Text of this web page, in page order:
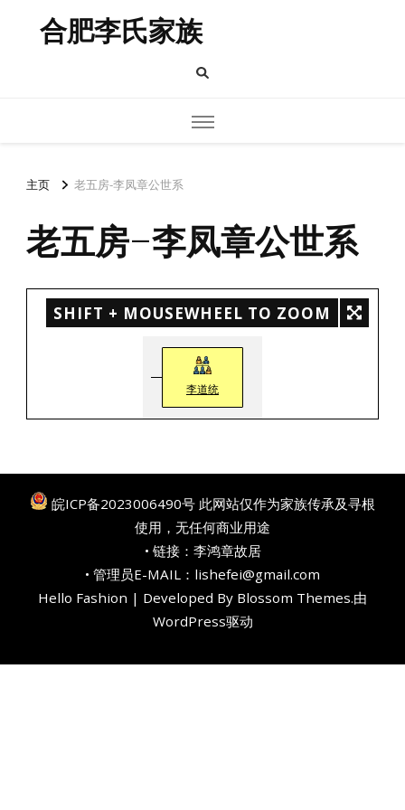
合肥李氏家族
主页 老五房-李凤章公世系
老五房-李凤章公世系
SHIFT + MOUSEWHEEL TO ZOOM
李道统
皖ICP备2023006490号 此网站仅作为家族传承及寻根
使用，无任何商业用途
• 链接： 李鸿章故居
• 管理员E-MAIL：lishefei@gmail.com
Hello Fashion | Developed By Blossom Themes.由
WordPress驱动